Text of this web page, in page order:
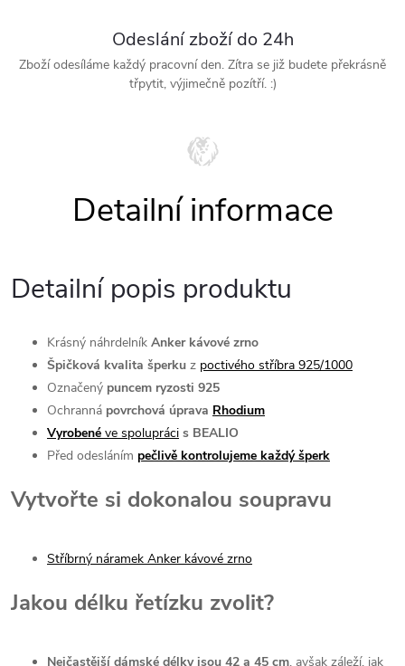
Odeslání zboží do 24h
Zboží odesíláme každý pracovní den. Zítra se již budete překrásně
třpytit, výjimečně pozítří. :)
Detailní popis produktu
Krásný náhrdelník Anker kávové zrno
Špičková kvalita šperku z poctivého stříbra 925/1000
Označený puncem ryzosti 925
Ochranná povrchová úprava Rhodium
Vyrobené ve spolupráci s BEALIO
Před odesláním pečlivě kontrolujeme každý šperk
Vytvořte si dokonalou soupravu
Stříbrný náramek Anker kávové zrno
Jakou délku řetízku zvolit?
Nejčastější dámské délky jsou 42 a 45 cm, avšak záleží, jak